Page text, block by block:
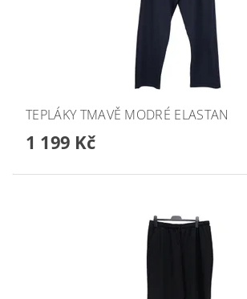
TEPLÁKY TMAVĚ MODRÉ ELASTAN
1 199 Kč